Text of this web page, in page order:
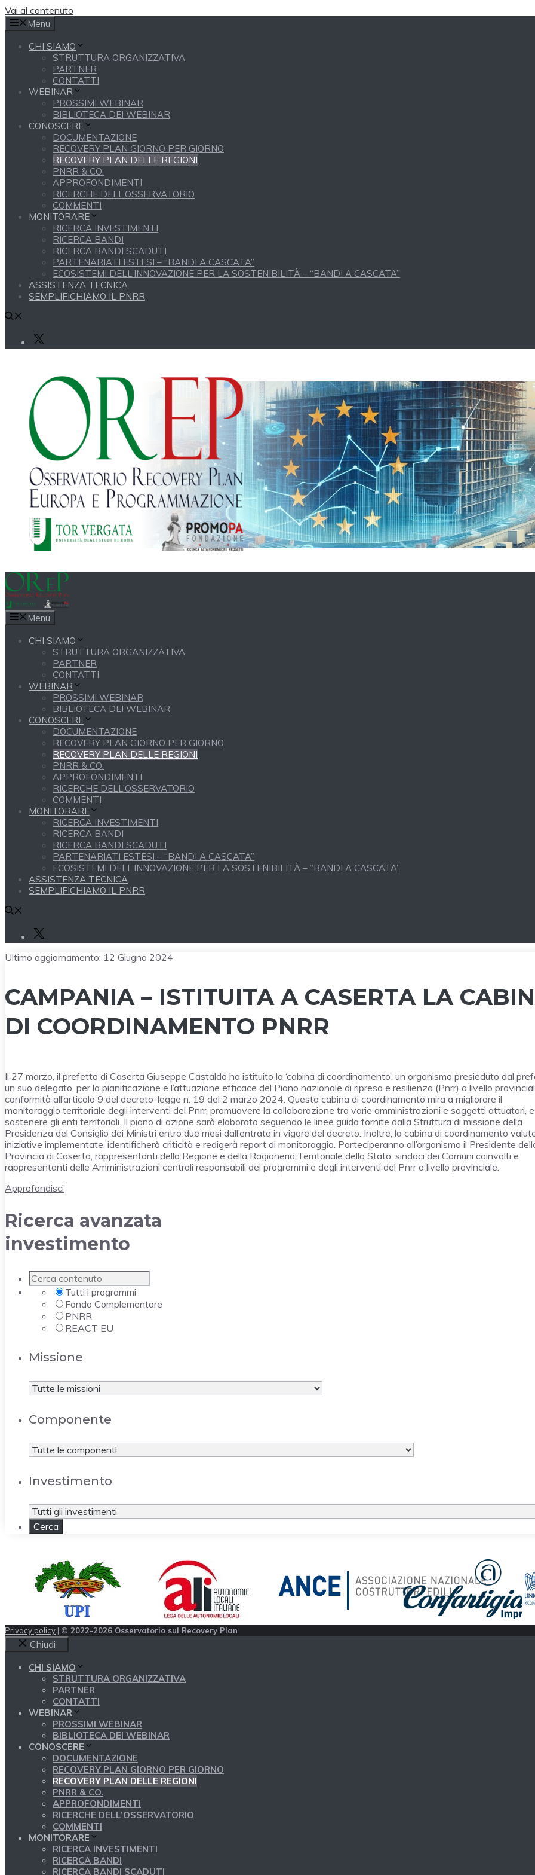
Vai al contenuto
Menu
CHI SIAMO
STRUTTURA ORGANIZZATIVA
PARTNER
CONTATTI
WEBINAR
PROSSIMI WEBINAR
BIBLIOTECA DEI WEBINAR
CONOSCERE
DOCUMENTAZIONE
RECOVERY PLAN GIORNO PER GIORNO
RECOVERY PLAN DELLE REGIONI
PNRR & CO.
APPROFONDIMENTI
RICERCHE DELL’OSSERVATORIO
COMMENTI
MONITORARE
RICERCA INVESTIMENTI
RICERCA BANDI
RICERCA BANDI SCADUTI
PARTENARIATI ESTESI – “BANDI A CASCATA”
ECOSISTEMI DELL’INNOVAZIONE PER LA SOSTENIBILITÀ – “BANDI A CASCATA”
ASSISTENZA TECNICA
SEMPLIFICHIAMO IL PNRR
Menu
CHI SIAMO
STRUTTURA ORGANIZZATIVA
PARTNER
CONTATTI
WEBINAR
PROSSIMI WEBINAR
BIBLIOTECA DEI WEBINAR
CONOSCERE
DOCUMENTAZIONE
RECOVERY PLAN GIORNO PER GIORNO
RECOVERY PLAN DELLE REGIONI
PNRR & CO.
APPROFONDIMENTI
RICERCHE DELL’OSSERVATORIO
COMMENTI
MONITORARE
RICERCA INVESTIMENTI
RICERCA BANDI
RICERCA BANDI SCADUTI
PARTENARIATI ESTESI – “BANDI A CASCATA”
ECOSISTEMI DELL’INNOVAZIONE PER LA SOSTENIBILITÀ – “BANDI A CASCATA”
ASSISTENZA TECNICA
SEMPLIFICHIAMO IL PNRR
Ultimo aggiornamento: 12 Giugno 2024
CAMPANIA – ISTITUITA A CASERTA LA
DI COORDINAMENTO PNRR
Il 27 marzo, il prefetto di Caserta Giuseppe Castaldo ha istituito la ‘cabina di coordinamento’, un organismo presieduto dal
un suo delegato, per la pianificazione e l’attuazione efficace del Piano nazionale di ripresa e resilienza (Pnrr) a livello
conformità all’articolo 9 del decreto-legge n. 19 del 2 marzo 2024. Questa cabina di coordinamento mira a migliorare il
monitoraggio territoriale degli interventi del Pnrr, promuovere la collaborazione tra varie amministrazioni e soggetti attuatori, e
sostenere gli enti territoriali. Il piano di azione sarà elaborato seguendo le linee guida fornite dalla Struttura di missione della
Presidenza del Consiglio dei Ministri entro due mesi dall’entrata in vigore del decreto. Inoltre, la cabina di coordinamento
iniziative implementate, identificherà criticità e redigerà report di monitoraggio. Parteciperanno all’organismo il Presidente
Provincia di Caserta, rappresentanti della Regione e della Ragioneria Territoriale dello Stato, sindaci dei Comuni coinvolti e
rappresentanti delle Amministrazioni centrali responsabili dei programmi e degli interventi del Pnrr a livello provinciale.
Approfondisci
Ricerca avanzata
investimento
Tutti i programmi
Fondo Complementare
PNRR
REACT EU
Missione
Componente
Investimento
Privacy policy | © 2022-2026 Osservatorio sul Recovery Plan
Chiudi
CHI SIAMO
STRUTTURA ORGANIZZATIVA
PARTNER
CONTATTI
WEBINAR
PROSSIMI WEBINAR
BIBLIOTECA DEI WEBINAR
CONOSCERE
DOCUMENTAZIONE
RECOVERY PLAN GIORNO PER GIORNO
RECOVERY PLAN DELLE REGIONI
PNRR & CO.
APPROFONDIMENTI
RICERCHE DELL’OSSERVATORIO
COMMENTI
MONITORARE
RICERCA INVESTIMENTI
RICERCA BANDI
RICERCA BANDI SCADUTI